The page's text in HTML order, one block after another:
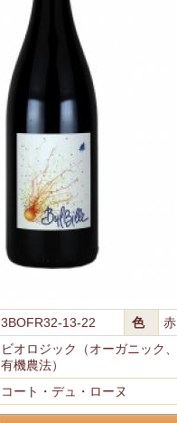
3BOFR32-13-22 色
赤
ビオロジック（オーガニック、
有機農法）
コート・デュ・ローヌ